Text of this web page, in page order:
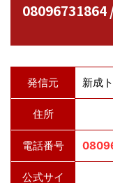
08096731864
発信元 新成
住所
電話番号
公式サイ